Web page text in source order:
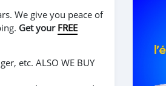
We give you peace of
Get your FREE
etc. ALSO WE BUY